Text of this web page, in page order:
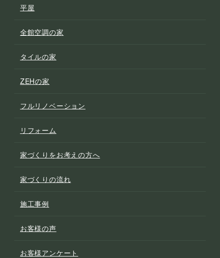
平屋
全館空調の家
タイルの家
ZEHの家
フルリノベーション
リフォーム
家づくりをお考えの方へ
家づくりの流れ
施工事例
お客様の声
お客様アンケート